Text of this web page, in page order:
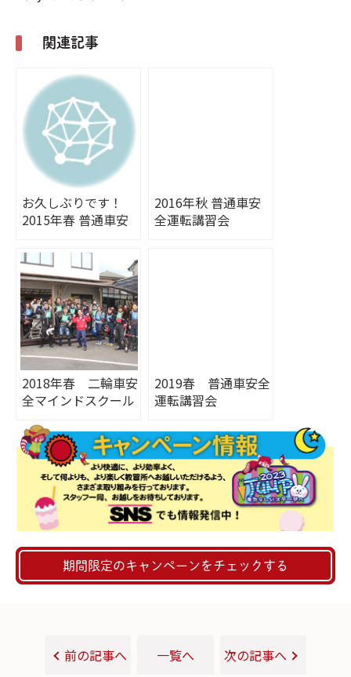
関連記事
お久しぶりです！
2015年春 普通車安
2016年秋 普通車安
全運転講習会
2018年春 二輪車安
全マインドスクール
2019春 普通車安全
運転講習会
期間限定のキャンペーンをチェックする
前の記事へ 一覧へ 次の記事へ